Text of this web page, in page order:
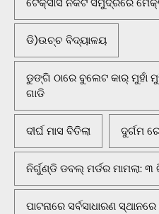
ଡି)ଉଚ୍ଚ ବିଦ୍ୟାଳୟ
ଡୁଙ୍ଗି ଠାରେ ବୁଲେଟ କାର୍ ମୁହାଁ
ଗାଡି
ଦୀର୍ଘ ମାସ ବିତିଲା ଦୁର୍ଗମ
ନିର୍ଗୁଣ୍ଡି ଡବଲ୍ ମର୍ଡର ମାମଲା:
ପାଟନାରେ ସର୍ବସାଧାରଣ